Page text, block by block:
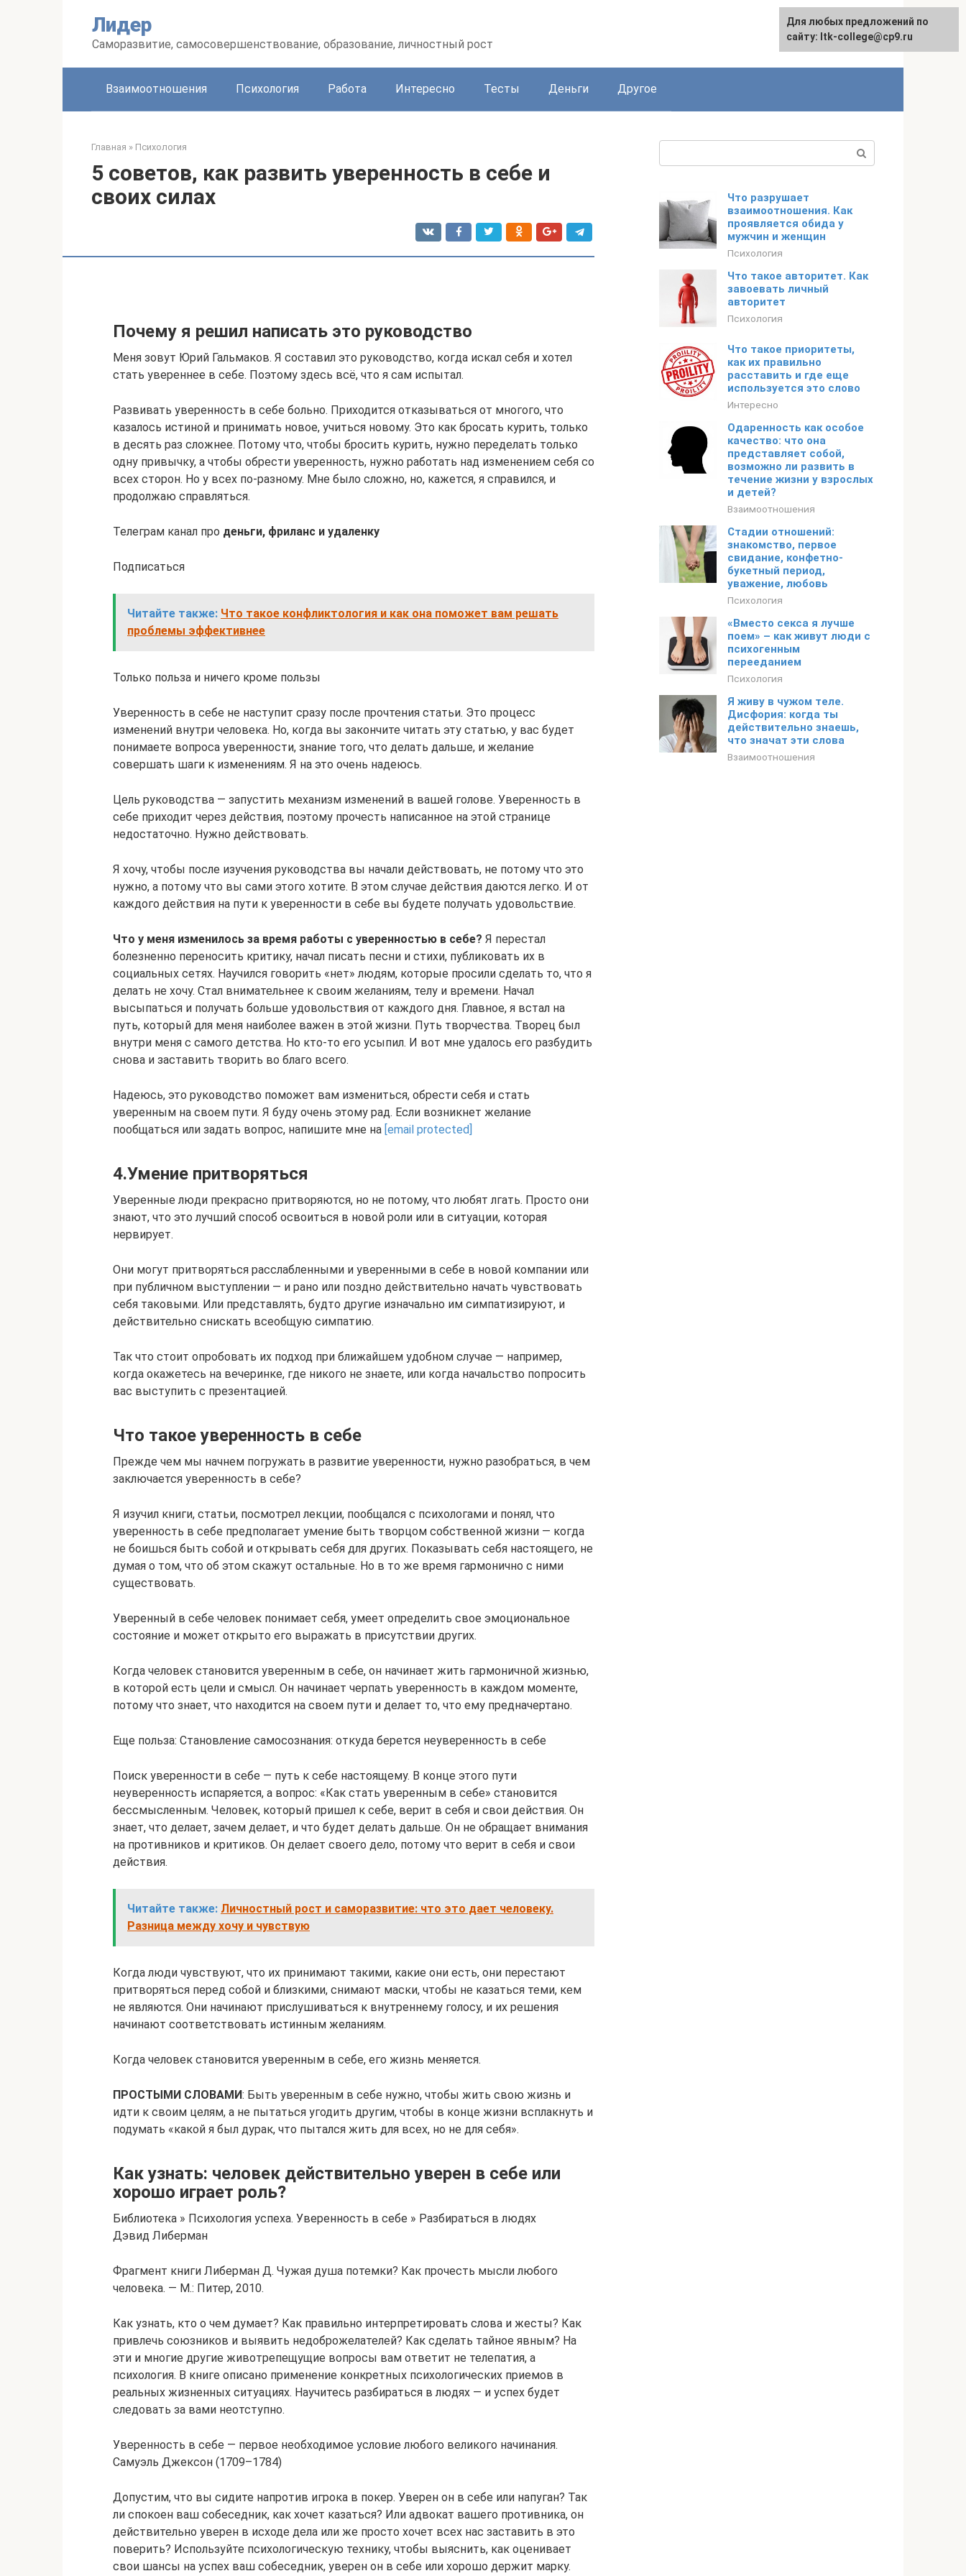
Лидер
Саморазвитие, самосовершенствование, образование, личностный рост
Взаимоотношения Психология Работа Интересно Тесты Деньги Другое
Главная » Психология
5 советов, как развить уверенность в себе и
своих силах
Почему я решил написать это руководство
Меня зовут Юрий Гальмаков. Я составил это руководство, когда искал себя и хотел
стать увереннее в себе. Поэтому здесь всё, что я сам испытал.
Развивать уверенность в себе больно. Приходится отказываться от многого, что
казалось истиной и принимать новое, учиться новому. Это как бросать курить, только
в десять раз сложнее. Потому что, чтобы бросить курить, нужно переделать только
одну привычку, а чтобы обрести уверенность, нужно работать над изменением себя со
всех сторон. Но у всех по-разному. Мне было сложно, но, кажется, я справился, и
продолжаю справляться.
Телеграм канал про деньги, фриланс и удаленку
Подписаться
Читайте также: Что такое конфликтология и как она поможет вам решать
проблемы эффективнее
Только польза и ничего кроме пользы
Уверенность в себе не наступит сразу после прочтения статьи. Это процесс
изменений внутри человека. Но, когда вы закончите читать эту статью, у вас будет
понимаете вопроса уверенности, знание того, что делать дальше, и желание
совершать шаги к изменениям. Я на это очень надеюсь.
Цель руководства — запустить механизм изменений в вашей голове. Уверенность в
себе приходит через действия, поэтому прочесть написанное на этой странице
недостаточно. Нужно действовать.
Я хочу, чтобы после изучения руководства вы начали действовать, не потому что это
нужно, а потому что вы сами этого хотите. В этом случае действия даются легко. И от
каждого действия на пути к уверенности в себе вы будете получать удовольствие.
Что у меня изменилось за время работы с уверенностью в себе? Я перестал
болезненно переносить критику, начал писать песни и стихи, публиковать их в
социальных сетях. Научился говорить «нет» людям, которые просили сделать то, что я
делать не хочу. Стал внимательнее к своим желаниям, телу и времени. Начал
высыпаться и получать больше удовольствия от каждого дня. Главное, я встал на
путь, который для меня наиболее важен в этой жизни. Путь творчества. Творец был
внутри меня с самого детства. Но кто-то его усыпил. И вот мне удалось его разбудить
снова и заставить творить во благо всего.
Надеюсь, это руководство поможет вам измениться, обрести себя и стать
уверенным на своем пути. Я буду очень этому рад. Если возникнет желание
пообщаться или задать вопрос, напишите мне на [email protected]
4.Умение притворяться
Уверенные люди прекрасно притворяются, но не потому, что любят лгать. Просто они
знают, что это лучший способ освоиться в новой роли или в ситуации, которая
нервирует.
Они могут притворяться расслабленными и уверенными в себе в новой компании или
при публичном выступлении — и рано или поздно действительно начать чувствовать
себя таковыми. Или представлять, будто другие изначально им симпатизируют, и
действительно снискать всеобщую симпатию.
Так что стоит опробовать их подход при ближайшем удобном случае — например,
когда окажетесь на вечеринке, где никого не знаете, или когда начальство попросить
вас выступить с презентацией.
Что такое уверенность в себе
Прежде чем мы начнем погружать в развитие уверенности, нужно разобраться, в чем
заключается уверенность в себе?
Я изучил книги, статьи, посмотрел лекции, пообщался с психологами и понял, что
уверенность в себе предполагает умение быть творцом собственной жизни — когда
не боишься быть собой и открывать себя для других. Показывать себя настоящего, не
думая о том, что об этом скажут остальные. Но в то же время гармонично с ними
существовать.
Уверенный в себе человек понимает себя, умеет определить свое эмоциональное
состояние и может открыто его выражать в присутствии других.
Когда человек становится уверенным в себе, он начинает жить гармоничной жизнью,
в которой есть цели и смысл. Он начинает черпать уверенность в каждом моменте,
потому что знает, что находится на своем пути и делает то, что ему предначертано.
Еще польза: Становление самосознания: откуда берется неуверенность в себе
Поиск уверенности в себе — путь к себе настоящему. В конце этого пути
неуверенность испаряется, а вопрос: «Как стать уверенным в себе» становится
бессмысленным. Человек, который пришел к себе, верит в себя и свои действия. Он
знает, что делает, зачем делает, и что будет делать дальше. Он не обращает внимания
на противников и критиков. Он делает своего дело, потому что верит в себя и свои
действия.
Читайте также: Личностный рост и саморазвитие: что это дает человеку.
Разница между хочу и чувствую
Когда люди чувствуют, что их принимают такими, какие они есть, они перестают
притворяться перед собой и близкими, снимают маски, чтобы не казаться теми, кем
не являются. Они начинают прислушиваться к внутреннему голосу, и их решения
начинают соответствовать истинным желаниям.
Когда человек становится уверенным в себе, его жизнь меняется.
ПРОСТЫМИ СЛОВАМИ: Быть уверенным в себе нужно, чтобы жить свою жизнь и
идти к своим целям, а не пытаться угодить другим, чтобы в конце жизни всплакнуть и
подумать «какой я был дурак, что пытался жить для всех, но не для себя».
Как узнать: человек действительно уверен в себе или
хорошо играет роль?
Библиотека » Психология успеха. Уверенность в себе » Разбираться в людях
Дэвид Либерман
Фрагмент книги Либерман Д. Чужая душа потемки? Как прочесть мысли любого
человека. — М.: Питер, 2010.
Как узнать, кто о чем думает? Как правильно интерпретировать слова и жесты? Как
привлечь союзников и выявить недоброжелателей? Как сделать тайное явным? На
эти и многие другие животрепещущие вопросы вам ответит не телепатия, а
психология. В книге описано применение конкретных психологических приемов в
реальных жизненных ситуациях. Научитесь разбираться в людях — и успех будет
следовать за вами неотступно.
Уверенность в себе — первое необходимое условие любого великого начинания.
Самуэль Джексон (1709–1784)
Допустим, что вы сидите напротив игрока в покер. Уверен он в себе или напуган? Так
ли спокоен ваш собеседник, как хочет казаться? Или адвокат вашего противника, он
действительно уверен в исходе дела или же просто хочет всех нас заставить в это
поверить? Используйте психологическую технику, чтобы выяснить, как оценивает
свои шансы на успех ваш собеседник, уверен он в себе или хорошо держит марку.
Что разрушает
взаимоотношения. Как
проявляется обида у
мужчин и женщин
Психология
Что такое авторитет. Как
завоевать личный
авторитет
Психология
Что такое приоритеты,
как их правильно
расставить и где еще
используется это слово
Интересно
Одаренность как особое
качество: что она
представляет собой,
возможно ли развить в
течение жизни у взрослых
и детей?
Взаимоотношения
Стадии отношений:
знакомство, первое
свидание, конфетно-
букетный период,
уважение, любовь
Психология
«Вместо секса я лучше
поем» – как живут люди с
психогенным
перееданием
Психология
Я живу в чужом теле.
Дисфория: когда ты
действительно знаешь,
что значат эти слова
Взаимоотношения
Для любых предложений по
сайту: ltk-college@cp9.ru